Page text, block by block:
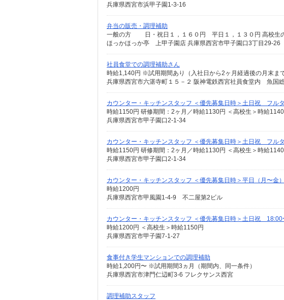
兵庫県西宮市浜甲子園1-3-16
弁当の販売・調理補助
一般の方 日・祝日１，１６０円 平日１，１３０円 高校生
ほっかほっか亭 上甲子園店 兵庫県西宮市甲子園口3丁目29-26
社員食堂での調理補助さん
時給1,140円 ※試用期間あり（入社日から2ヶ月経過後の月末ま
兵庫県西宮市六湛寺町１５－２ 阪神電鉄西宮社員食堂内 魚国
カウンター・キッチンスタッフ ＜優先募集日時＞土日祝 フル
時給1150円 研修期間：2ヶ月／時給1130円 ＜高校生＞時給
兵庫県西宮市甲子園口2-1-34
カウンター・キッチンスタッフ ＜優先募集日時＞土日祝 フル
時給1150円 研修期間：2ヶ月／時給1130円 ＜高校生＞時給
兵庫県西宮市甲子園口2-1-34
カウンター・キッチンスタッフ ＜優先募集日時＞平日（月〜
時給1200円
兵庫県西宮市甲風園1-4-9 不二屋第2ビル
カウンター・キッチンスタッフ ＜優先募集日時＞土日祝 18:00
時給1200円 ＜高校生＞時給1150円
兵庫県西宮市甲子園7-1-27
食事付き学生マンションでの調理補助
時給1,200円〜 ※試用期間3ヵ月（期間内、同一条件）
兵庫県西宮市津門仁辺町3-6 フレクサンス西宮
調理補助スタッフ